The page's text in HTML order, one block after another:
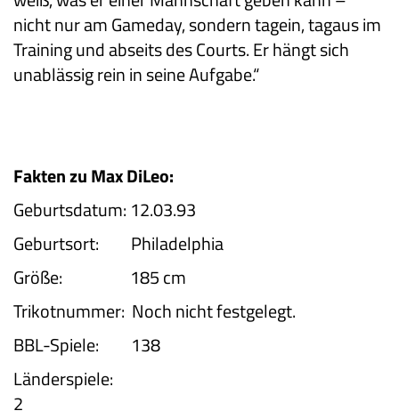
nicht nur am Gameday, sondern tagein, tagaus im
Training und abseits des Courts. Er hängt sich
unablässig rein in seine Aufgabe.“
Fakten zu Max DiLeo:
Geburtsdatum: 12.03.93
Geburtsort: Philadelphia
Größe: 185 cm
Trikotnummer: Noch nicht festgelegt.
BBL-Spiele: 138
Länderspiele: